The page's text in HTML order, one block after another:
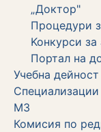
„Доктор"
Процедури
Koнкурси
Портал на
Учебна
МЗ
Комисия по